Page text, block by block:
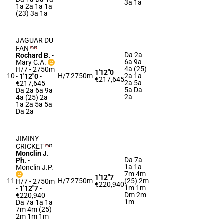
1a 2a 1a 1a
(23) 3a 1a
3a 1a
10
JAGUAR DU
FAN
Rochard B. -
Mary C.A.
H/7 - 2750m
- 1'12"0-
€217,645
Da 2a 6a 9a
4a (25) 2a
1a 2a 5a 5a
Da 2a
H/72750m 1'12"0
€217,645
Da 2a
6a 9a
4a (25)
2a 1a
2a 5a
5a Da
2a
11
JIMINY
CRICKET
Monclin J.
Ph. -
Monclin J.P.
H/7 - 2750m
- 1'12"7-
€220,940
Da 7a 1a 1a
7m 4m (25)
2m 1m 1m
H/72750m 1'12"7
€220,940
Da 7a
1a 1a
7m 4m
(25) 2m
1m 1m
Dm 2m
1m